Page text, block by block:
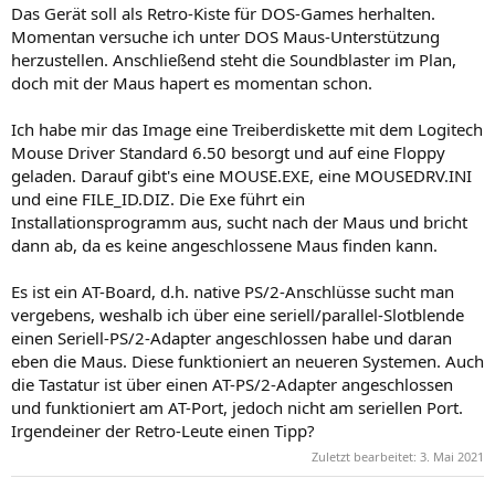
Das Gerät soll als Retro-Kiste für DOS-Games herhalten.
Momentan versuche ich unter DOS Maus-Unterstützung
herzustellen. Anschließend steht die Soundblaster im Plan,
doch mit der Maus hapert es momentan schon.
Ich habe mir das Image eine Treiberdiskette mit dem Logitech
Mouse Driver Standard 6.50 besorgt und auf eine Floppy
geladen. Darauf gibt's eine MOUSE.EXE, eine MOUSEDRV.INI
und eine FILE_ID.DIZ. Die Exe führt ein
Installationsprogramm aus, sucht nach der Maus und bricht
dann ab, da es keine angeschlossene Maus finden kann.
Es ist ein AT-Board, d.h. native PS/2-Anschlüsse sucht man
vergebens, weshalb ich über eine seriell/parallel-Slotblende
einen Seriell-PS/2-Adapter angeschlossen habe und daran
eben die Maus. Diese funktioniert an neueren Systemen. Auch
die Tastatur ist über einen AT-PS/2-Adapter angeschlossen
und funktioniert am AT-Port, jedoch nicht am seriellen Port.
Irgendeiner der Retro-Leute einen Tipp?
Zuletzt bearbeitet: 3. Mai 2021